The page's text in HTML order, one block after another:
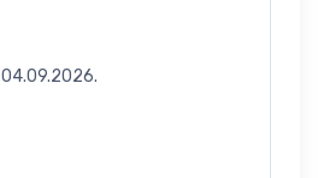
04.09.2026.